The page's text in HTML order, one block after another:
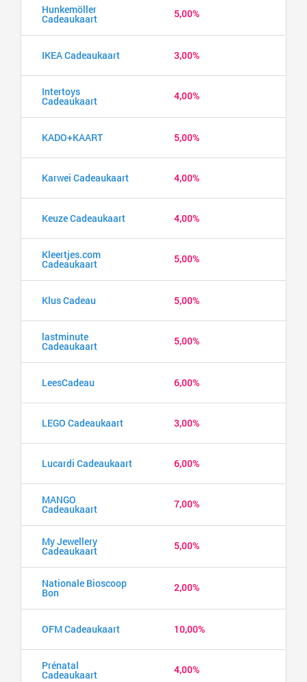
Hunkemöller
Cadeaukaart 5,00%
IKEA Cadeaukaart 3,00%
Intertoys
Cadeaukaart 4,00%
KADO+KAART 5,00%
Karwei Cadeaukaart 4,00%
Keuze Cadeaukaart 4,00%
Kleertjes.com
Cadeaukaart 5,00%
Klus Cadeau 5,00%
lastminute
Cadeaukaart 5,00%
LeesCadeau 6,00%
LEGO Cadeaukaart 3,00%
Lucardi Cadeaukaart 6,00%
MANGO
Cadeaukaart 7,00%
My Jewellery
Cadeaukaart 5,00%
Nationale Bioscoop
Bon 2,00%
OFM Cadeaukaart 10,00%
Prénatal
Cadeaukaart 4,00%